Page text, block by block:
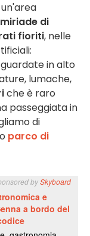
un'area
di
fioriti, nelle
in alto
lumache,
che è raro
passeggiata in
di
parco di